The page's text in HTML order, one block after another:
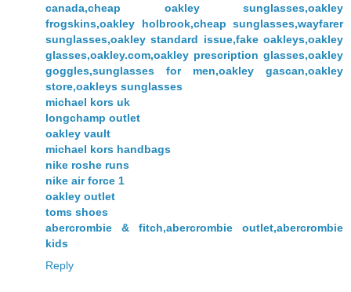
canada,cheap oakley sunglasses,oakley
frogskins,oakley holbrook,cheap sunglasses,wayfarer
sunglasses,oakley standard issue,fake oakleys,oakley
glasses,oakley.com,oakley prescription glasses,oakley
goggles,sunglasses for men,oakley gascan,oakley
store,oakleys sunglasses
michael kors uk
longchamp outlet
oakley vault
michael kors handbags
nike roshe runs
nike air force 1
oakley outlet
toms shoes
abercrombie & fitch,abercrombie outlet,abercrombie
kids
Reply